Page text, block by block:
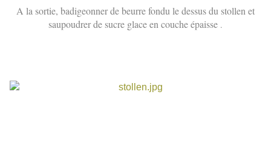
A la sortie, badigeonner de beurre fondu le dessus du stollen et
saupoudrer de sucre glace en couche épaisse .